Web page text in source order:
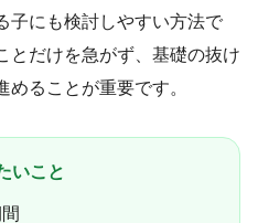
子にも検討しやすい方法で
とだけを急がず、基礎の抜け
ることが重要です。
いこと